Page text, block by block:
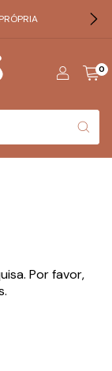
0
Por favor,